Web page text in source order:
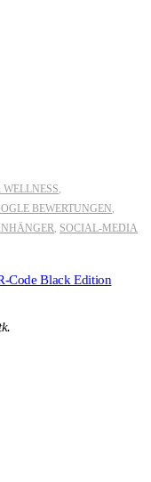
,
BEWERTUNGEN,
, SOCIAL-MEDIA
Code Black Edition